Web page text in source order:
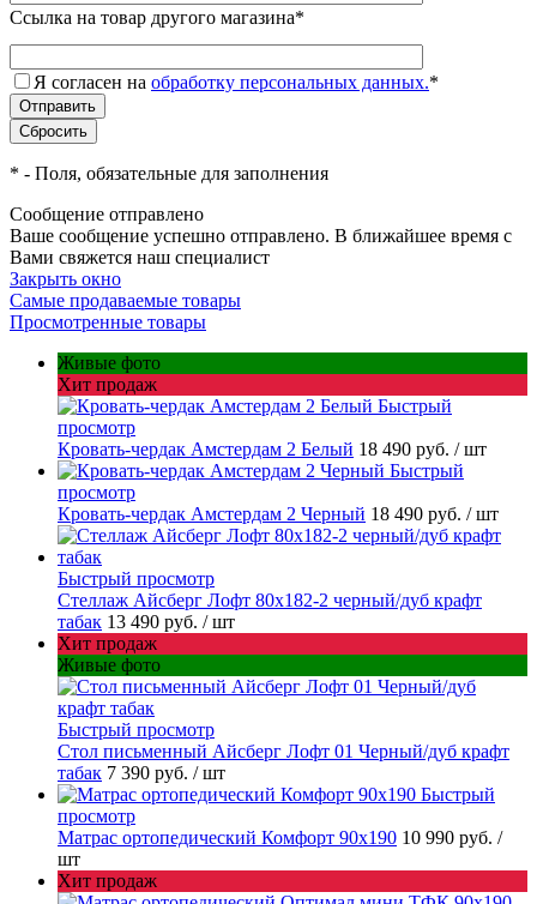
Ссылка на товар другого магазина*
Я согласен на обработку персональных данных.*
* - Поля, обязательные для заполнения
Сообщение отправлено
Ваше сообщение успешно отправлено. В ближайшее время с
Вами свяжется наш специалист
Закрыть окно
Самые продаваемые товары
Просмотренные товары
Живые фото
Хит продаж
Быстрый
просмотр
Кровать-чердак Амстердам 2 Белый 18 490 руб. / шт
Быстрый
просмотр
Кровать-чердак Амстердам 2 Черный 18 490 руб. / шт
Быстрый просмотр
Стеллаж Айсберг Лофт 80х182-2 черный/дуб крафт
табак 13 490 руб. / шт
Хит продаж
Живые фото
Быстрый просмотр
Стол письменный Айсберг Лофт 01 Черный/дуб крафт
табак 7 390 руб. / шт
Быстрый
просмотр
Матрас ортопедический Комфорт 90х190 10 990 руб. /
шт
Хит продаж